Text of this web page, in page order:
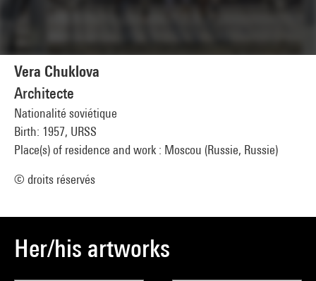
Vera Chuklova
Architecte
Nationalité soviétique
Birth: 1957, URSS
Place(s) of residence and work : Moscou (Russie, Russie)
© droits réservés
Her/his artworks